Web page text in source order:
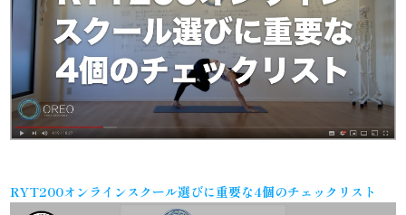
RYT200オンラインスクール選びに重要な4個のチェックリスト